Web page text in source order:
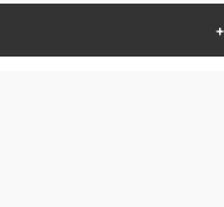
Schwere